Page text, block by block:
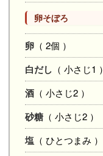
卵そぼろ
卵 （ 2個 ）
白だし （ 小さじ1 ）
酒 （ 小さじ2 ）
砂糖 （ 小さじ2 ）
塩 （ ひとつまみ ）